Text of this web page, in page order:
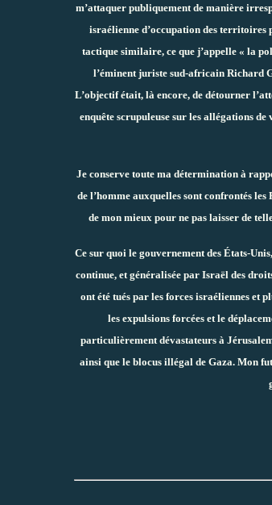
m’attaquer publiquement de manière
israélienne d’occupation des territoires
tactique similaire, ce que j’appelle « la
l’éminent juriste sud-africain Richard
L’objectif était, là encore, de détourner
enquête scrupuleuse sur les allégations
Je conserve toute ma détermination à
de l’homme auxquelles sont confrontés
de mon mieux pour ne pas laisser de
Ce sur quoi le gouvernement des États-
continue, et généralisée par Israël des
ont été tués par les forces israéliennes et
les expulsions forcées et le
particulièrement dévastateurs à
ainsi que le blocus illégal de Gaza. Mon